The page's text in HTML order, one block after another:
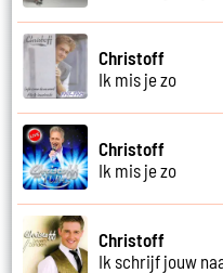
Christoff
Ik mis je zo
Christoff
Ik mis je zo
Christoff
Ik schrijf jouw